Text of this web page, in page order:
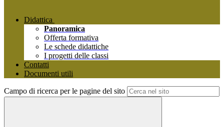
Didattica
Panoramica
Offerta formativa
Le schede didattiche
I progetti delle classi
Contatti
Documenti utili
Campo di ricerca per le pagine del sito